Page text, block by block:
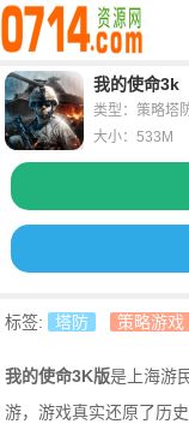
我的使命3k
类型：策略塔
大小：533M
标签: 塔防 策略游戏
我的使命3K版是上海游
游，游戏真实还原了历